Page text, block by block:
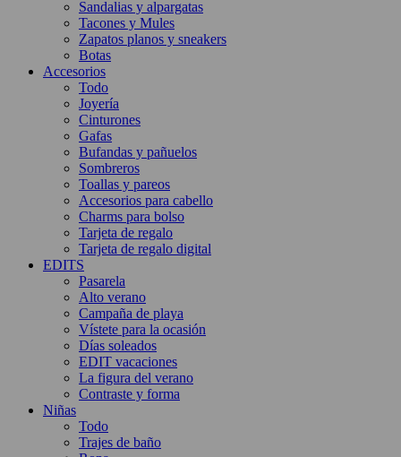
Sandalias y alpargatas
Tacones y Mules
Zapatos planos y sneakers
Botas
Accesorios
Todo
Joyería
Cinturones
Gafas
Bufandas y pañuelos
Sombreros
Toallas y pareos
Accesorios para cabello
Charms para bolso
Tarjeta de regalo
Tarjeta de regalo digital
EDITS
Pasarela
Alto verano
Campaña de playa
Vístete para la ocasión
Días soleados
EDIT vacaciones
La figura del verano
Contraste y forma
Niñas
Todo
Trajes de baño